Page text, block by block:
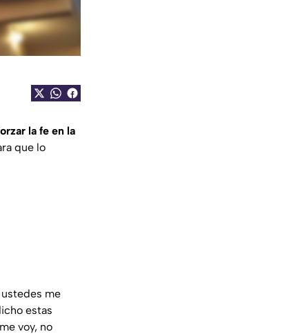
la fe en la
que lo
me
estas
voy, no